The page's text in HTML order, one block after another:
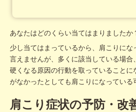
あなたはどのくらい当てはまりましたか
少し当てはまっているから、肩こりにな
言えませんが、多くに該当している場
硬くなる原因の行動を取っていることに
がなかったとしても肩こりになっている
肩こり症状の予防・改